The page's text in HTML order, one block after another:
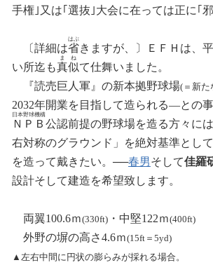
手権｣又は｢選抜｣大会に在っては正に｢
〔詳細は省
はぶ
きますが、〕 ＥＦＨ は
い所迄も真
ま
似
ね
て仕舞いました。
『読売巨人軍』 の新本拠野球場(＝新た
2032年開業を 目指して造られる―との
Ｎ
日本
Ｐ
野球
Ｂ
機構
公認前提の野球場を造る方々には
右対称のグラウンド」
を絶対基準とし
を造って戴きたい。 ──春男そして佳羅
設計そして建造を希望致します。
両翼100.6ｍ(330ft) ・中堅122ｍ(400ft)
外野の塀の高さ4.6ｍ(15ft＝5yd)
▲左右中間に円状の膨らみが採れる場合。